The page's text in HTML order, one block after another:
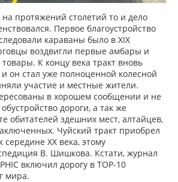
протяжений столетий то и дело
Первое благоустройство
караваны было в XIX
воздвигли первые амбары и
К концу века тракт вновь
он стал уже полноценной колесной
участие и местные жители.
в хорошем сообщении и не
дороги, а так же
обитателей здешних мест, алтайцев,
Чуйский тракт приобрел
XX века, этому
В. Шишкова. Кстати, журнал
включил дорогу в TOP-10
мира.